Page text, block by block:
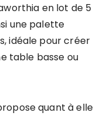
en lot de 5
une palette
idéale pour créer
table basse ou
quant à elle